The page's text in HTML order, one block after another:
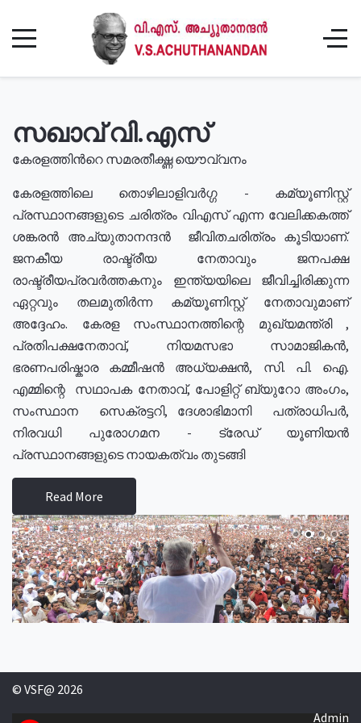
സഖാവ് വി.എസ്
കേരളത്തിൻറെ സമരതീക്ഷ്ണ യൌവ്വനം
കേരളത്തിലെ തൊഴിലാളിവർഗ്ഗ - കമ്യൂണിസ്റ്റ്
പ്രസ്ഥാനങ്ങളുടെ ചരിത്രം വിഎസ് എന്ന വേലിക്കകത്ത്
ശങ്കരൻ അച്യുതാനന്ദൻ ജീവിതചരിത്രം കൂടിയാണ്.
ജനകീയ രാഷ്ട്രീയ നേതാവും ജനപക്ഷ
രാഷ്ട്രീയപ്രവർത്തകനും ഇന്ത്യയിലെ ജീവിച്ചിരിക്കുന്ന
ഏറ്റവും തലമുതിർന്ന കമ്യൂണിസ്റ്റ് നേതാവുമാണ്
അദ്ദേഹം. കേരള സംസ്ഥാനത്തിന്റെ മുഖ്യമന്ത്രി ,
പ്രതിപക്ഷനേതാവ്, നിയമസഭാ സാമാജികൻ,
ഭരണപരിഷ്കാര കമ്മീഷൻ അധ്യക്ഷൻ, സി. പി. ഐ.
എമ്മിന്റെ സഥാപക നേതാവ്, പോളിറ്റ് ബ്യുറോ അംഗം,
സംസ്ഥാന സെക്രട്ടറി, ദേശാഭിമാനി പത്രാധിപർ,
നിരവധി പുരോഗമന - ട്രേഡ് യൂണിയൻ
പ്രസ്ഥാനങ്ങളുടെ നായകത്വം തുടങ്ങി
Read More
© VSF@ 2026
Admin